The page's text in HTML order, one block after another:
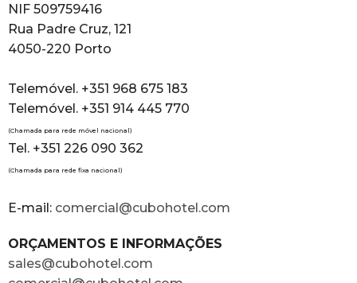
NIF 509759416
Rua Padre Cruz, 121
4050-220 Porto
Telemóvel. +351 968 675 183
Telemóvel. +351 914 445 770
(Chamada para rede móvel nacional)
Tel. +351 226 090 362
(Chamada para rede fixa nacional)
E-mail: comercial@cubohotel.com
ORÇAMENTOS E INFORMAÇÕES
sales@cubohotel.com